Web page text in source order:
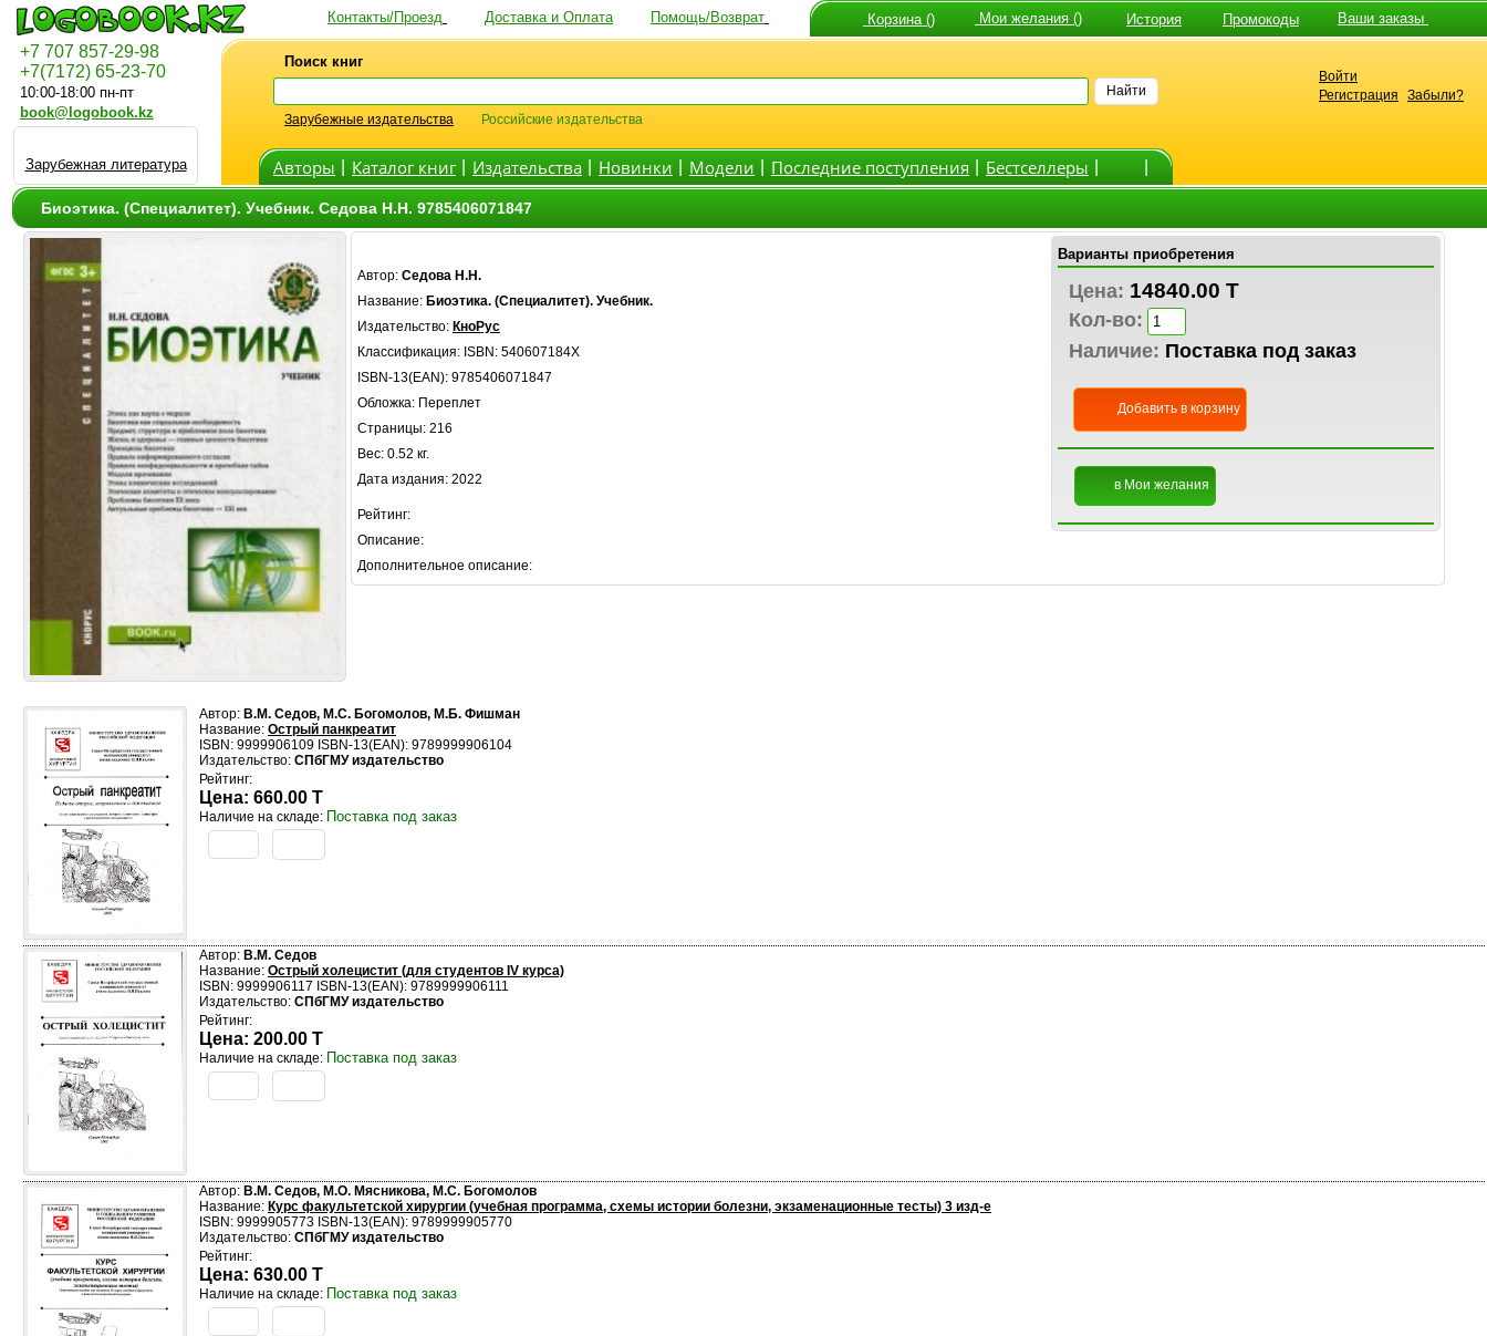
Контакты/Проезд Доставка и Оплата Помощь/Возврат Корзина () Мои желания () История Промокоды Ваши заказы
+7 707 857-29-98
+7(7172) 65-23-70
10:00-18:00 пн-пт
book@logobook.kz
Зарубежная литература
Поиск книг
Найти
Зарубежные издательства
Российские издательства
Авторы Каталог книг Издательства Новинки Модели Последние поступления Бестселлеры
Войти
Регистрация
Забыли?
Биоэтика. (Специалитет). Учебник. Седова Н.Н. 9785406071847
Варианты приобретения
Цена: 14840.00 T
Кол-во:
Наличие: Поставка под заказ
Добавить в корзину
в Мои желания
Автор: Седова Н.Н.
Название: Биоэтика. (Специалитет). Учебник.
Издательство: КноРус
Классификация: ISBN: 540607184X
ISBN-13(EAN): 9785406071847
Обложка: Переплет
Страницы: 216
Вес: 0.52 кг.
Дата издания: 2022
Рейтинг:
Описание:
Дополнительное описание:
Автор: В.М. Седов, М.С. Богомолов, М.Б. Фишман
Название: Острый панкреатит
ISBN: 9999906109 ISBN-13(EAN): 9789999906104
Издательство: СПбГМУ издательство
Рейтинг:
Цена: 660.00 T
Наличие на складе: Поставка под заказ
Автор: В.М. Седов
Название: Острый холецистит (для студентов IV курса)
ISBN: 9999906117 ISBN-13(EAN): 9789999906111
Издательство: СПбГМУ издательство
Рейтинг:
Цена: 200.00 T
Наличие на складе: Поставка под заказ
Автор: В.М. Седов, М.О. Мясникова, М.С. Богомолов
Название: Курс факультетской хирургии (учебная программа, схемы истории болезни, экзаменационные тесты) 3 изд-е
ISBN: 9999905773 ISBN-13(EAN): 9789999905770
Издательство: СПбГМУ издательство
Рейтинг:
Цена: 630.00 T
Наличие на складе: Поставка под заказ